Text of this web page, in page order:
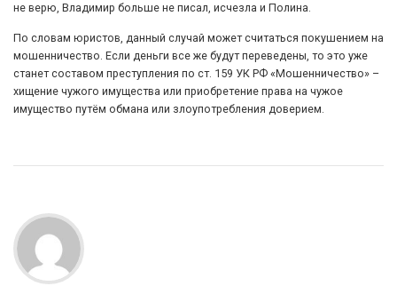
не верю, Владимир больше не писал, исчезла и Полина.
По словам юристов, данный случай может считаться покушением на
мошенничество. Если деньги все же будут переведены, то это уже
станет составом преступления по ст. 159 УК РФ «Мошенничество» –
хищение чужого имущества или приобретение права на чужое
имущество путём обмана или злоупотребления доверием.